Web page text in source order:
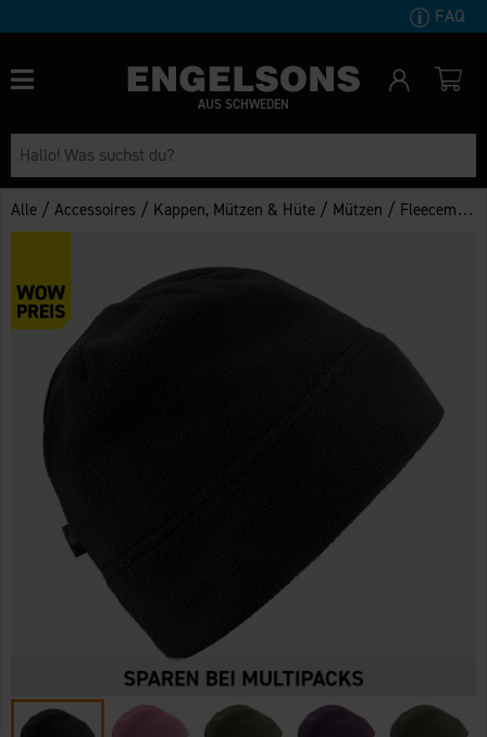
FAQ
AUS SCHWEDEN
Alle /Accessoires / Kappen, Mützen & Hüte / Mützen / Fleecemütze